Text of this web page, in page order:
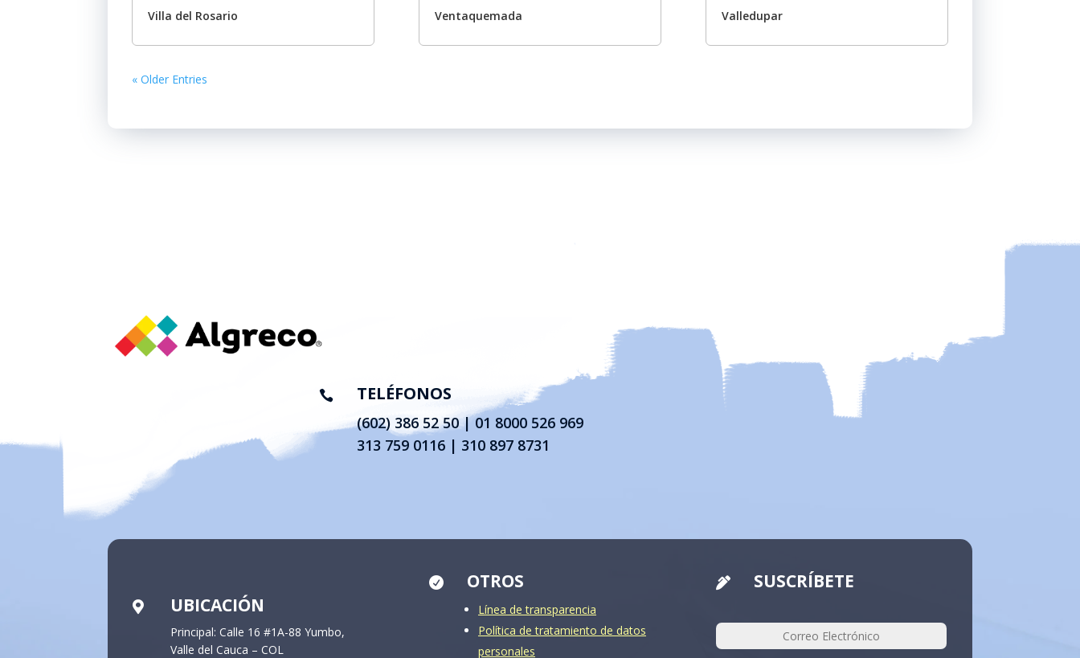
Villa del Rosario Ventaquemada Valledupar
« Older Entries
 TELÉFONOS
(602) 386 52 50|01 8000 526 969
313 759 0116 | 310 897 8731
 UBICACIÓN
Principal: Calle 16 #1A-88 Yumbo,
Valle del Cauca – COL
 OTROS
Línea de transparencia
Política de tratamiento de datos
personales
 SUSCRÍBETE